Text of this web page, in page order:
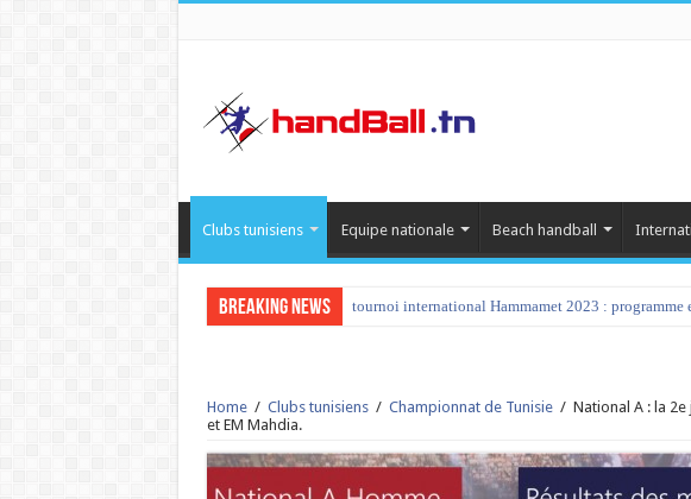
Clubs tunisiens Equipe nationale Beach handball
Breaking News tournoi international Hammamet 2023 : programme
Home / Clubs tunisiens / Championnat de Tunisie / National A : la
et EM Mahdia.